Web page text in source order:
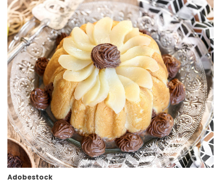
Adobestock